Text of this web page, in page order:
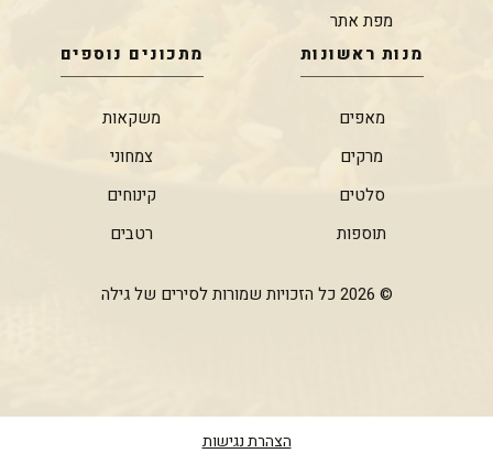
מפת אתר
מנות ראשונות
מאפים
מרקים
סלטים
תוספות
מתכונים נוספים
משקאות
צמחוני
קינוחים
רטבים
© 2026 כל הזכויות שמורות לסירים של גילה
הצהרת נגישות